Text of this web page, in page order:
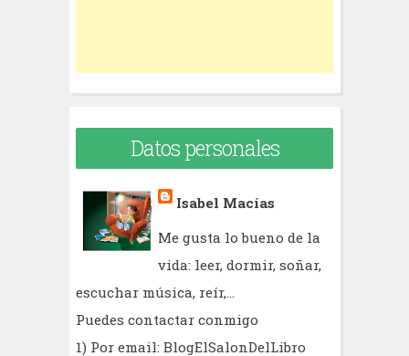
Datos personales
Isabel Macías
Me gusta lo bueno de la
vida: leer, dormir, soñar,
escuchar música, reír,...
Puedes contactar conmigo
1) Por email: BlogElSalonDelLibro